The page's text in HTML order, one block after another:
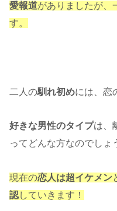
愛報道がありましたが、
す。
二人の馴れ初めには、恋
好きな男性のタイプは、
ってどんな方なのでしょ
現在の恋人は超イケメン
認していきます！